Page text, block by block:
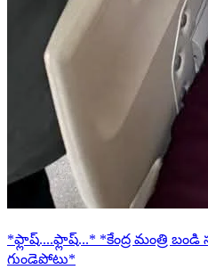
*ఫ్లాష్....ఫ్లాష్...* *కేంద్ర మంత్రి
గుండెపోటు*